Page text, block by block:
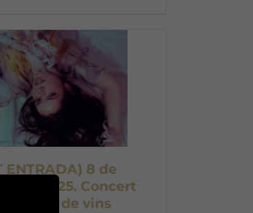
ENTRADA) 8 de
de 2025. Concert
+ tast de vins